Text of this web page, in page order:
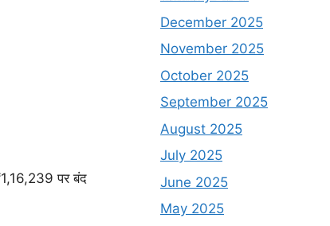
पर बंद
December 2025
November 2025
October 2025
September 2025
August 2025
July 2025
June 2025
May 2025